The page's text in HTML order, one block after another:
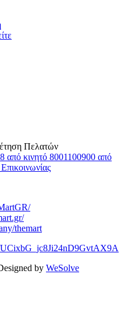
Πελατών
από κινητό 8001100900 από
by WeSolve